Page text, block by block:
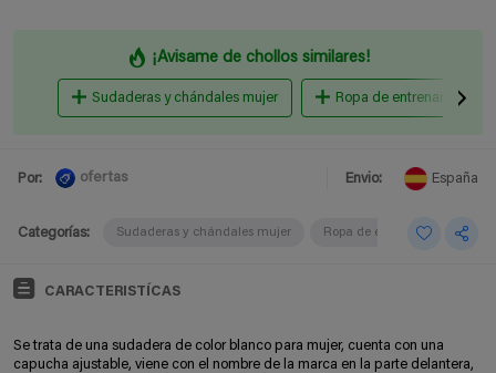
¡Avisame de chollos similares!
Sudaderas y chándales mujer Ropa de entrenamiento
Por: ofertas Envio: España
Categorías: Sudaderas y chándales mujer Ropa de entrenamiento
CARACTERISTÍCAS
Se trata de una sudadera de color blanco para mujer, cuenta con una
capucha ajustable, viene con el nombre de la marca en la parte delantera,